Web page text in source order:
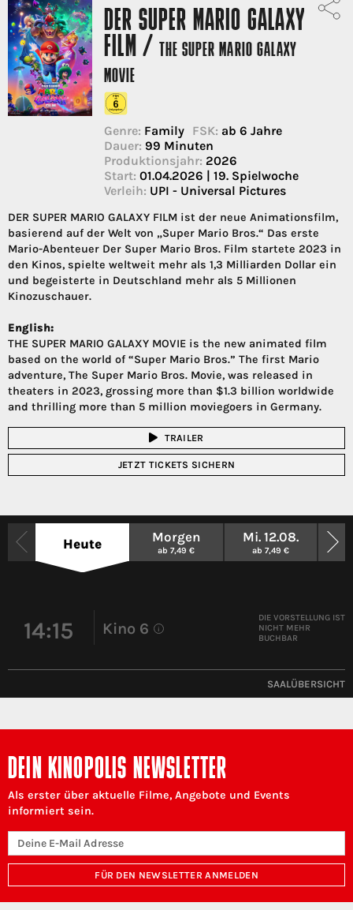
DER SUPER MARIO GALAXY
FILM / THE SUPER MARIO GALAXY
MOVIE
Genre: Family FSK: ab 6 Jahre
Dauer: 99 Minuten
Produktionsjahr: 2026
Start: 01.04.2026 | 19. Spielwoche
Verleih: UPI - Universal Pictures
DER SUPER MARIO GALAXY FILM ist der neue Animationsfilm,
basierend auf der Welt von „Super Mario Bros.“ Das erste
Mario-Abenteuer Der Super Mario Bros. Film startete 2023 in
den Kinos, spielte weltweit mehr als 1,3 Milliarden Dollar ein
und begeisterte in Deutschland mehr als 5 Millionen
Kinozuschauer.
English:
THE SUPER MARIO GALAXY MOVIE is the new animated film
based on the world of “Super Mario Bros.” The first Mario
adventure, The Super Mario Bros. Movie, was released in
theaters in 2023, grossing more than $1.3 billion worldwide
and thrilling more than 5 million moviegoers in Germany.
TRAILER
JETZT TICKETS SICHERN
Heute Morgen
ab 7,49 €
Mi. 12.08.
ab 7,49 €
14:15 Kino 6 i
DIE VORSTELLUNG IST
NICHT MEHR
BUCHBAR
SAALÜBERSICHT
DEIN KINOPOLIS NEWSLETTER
Als erster über aktuelle Filme, Angebote und Events
informiert sein.
FÜR DEN NEWSLETTER ANMELDEN